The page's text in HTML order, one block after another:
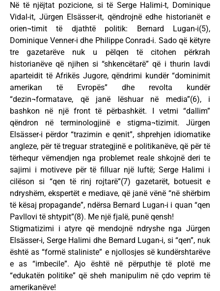
Në të njëjtat pozicione, si të Serge Halimi-t, Dominique
Vidal-it, Jürgen Elsässer-it, qëndrojnë edhe historianët e
orien¬timit të djathtë politik: Bernard Lugan-i(5),
Dominique Venner-i dhe Philippe Conrad-i. Sado që këtyre
tre gazetarëve nuk u pëlqen të citohen përkrah
historianëve që njihen si “shkencëtarë” që i thurin lavdi
aparteidit të Afrikës Jugore, qëndrimi kundër “dominimit
amerikan të Evropës” dhe revolta kundër
“dezin¬formatave, që janë lëshuar në media”(6), i
bashkon në një front të përbashkët. I vetmi “dallim”
qëndron në terminologjinë e stigma¬tizimit. Jürgen
Elsässer-i përdor “trazimin e qenit”, shprehjen idiomatike
angleze, për të treguar strategjinë e politikanëve, që për të
tërhequr vëmendjen nga problemet reale shkojnë deri te
sajimi i motiveve për të filluar një luftë; Serge Halimi i
cilëson si “qen të rinj rojtarë”(7) gazetarët, botuesit e
ndryshëm, ekspertët e mediave, që janë vënë “në shërbim
të kësaj propagande”, ndërsa Bernard Lugan-i i quan “qen
Pavllovi të shtypit”(8). Me një fjalë, punë qensh!
Stigmatizimi i atyre që mendojnë ndryshe nga Jürgen
Elsässer-i, Serge Halimi dhe Bernard Lugan-i, si “qen”, nuk
është as “formë staliniste” e njollosjes së kundërshtarëve
e as “imbecile”. Ajo është në përputhje të plotë me
“edukatën politike” që sheh manipulim në çdo veprim të
amerikanëve!